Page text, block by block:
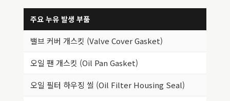
주요 누유 발생 부품
밸브 커버 개스킷 (Valve Cover Gasket)
오일 팬 개스킷 (Oil Pan Gasket)
오일 필터 하우징 씰 (Oil Filter Housing Seal)